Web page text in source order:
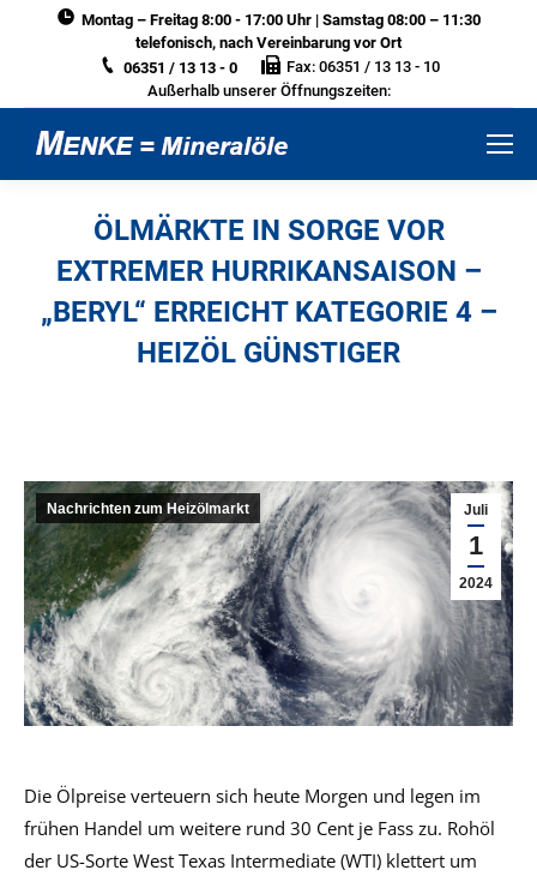
Montag – Freitag 8:00 - 17:00 Uhr | Samstag 08:00 – 11:30
telefonisch, nach Vereinbarung vor Ort
06351 / 13 13 - 0
Fax: 06351 / 13 13 - 10
Außerhalb unserer Öffnungszeiten:
ÖLMÄRKTE IN SORGE VOR
EXTREMER HURRIKANSAISON –
„BERYL“ ERREICHT KATEGORIE 4 –
HEIZÖL GÜNSTIGER
Juli
1
2024
Nachrichten zum Heizölmarkt
Die Ölpreise verteuern sich heute Morgen und legen im
frühen Handel um weitere rund 30 Cent je Fass zu. Rohöl
der US-Sorte West Texas Intermediate (WTI) klettert um